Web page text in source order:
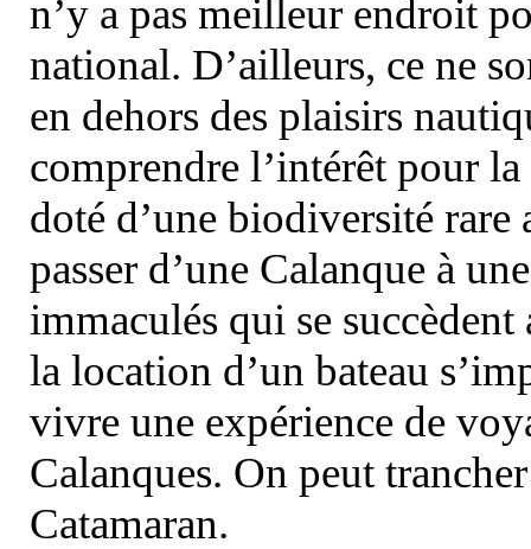
n’y a pas meilleur endroit
national. D’ailleurs, ce ne
en dehors des plaisirs
comprendre l’intérêt pour
doté d’une biodiversité
passer d’une Calanque à
immaculés qui se
la location d’un bateau
vivre une expérience de
Calanques. On peut
Catamaran.